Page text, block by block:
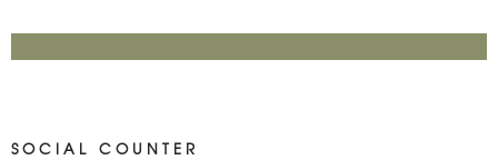
SOCIAL COUNTER